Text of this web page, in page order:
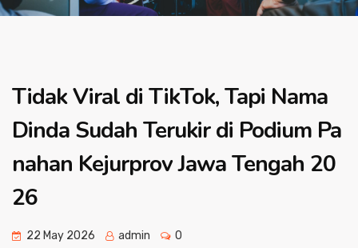
Tidak Viral di TikTok, Tapi Nama
Dinda Sudah Terukir di Podium Pa
nahan Kejurprov Jawa Tengah 20
26
22 May 2026 admin 0